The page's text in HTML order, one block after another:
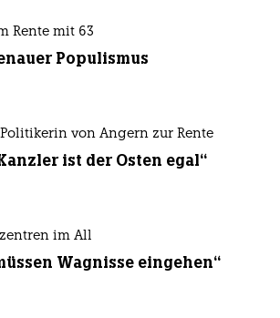
Rente mit 63
Populismus
von Angern zur Rente
ist der Osten egal“
im All
Wagnisse eingehen“